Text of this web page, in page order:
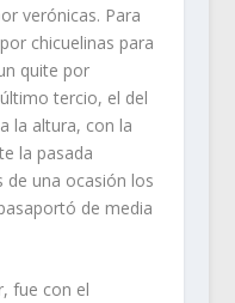
verónicas. Para
chicuelinas para
quite por
tercio, el del
la altura, con la
la pasada
una ocasión los
de media
fue con el